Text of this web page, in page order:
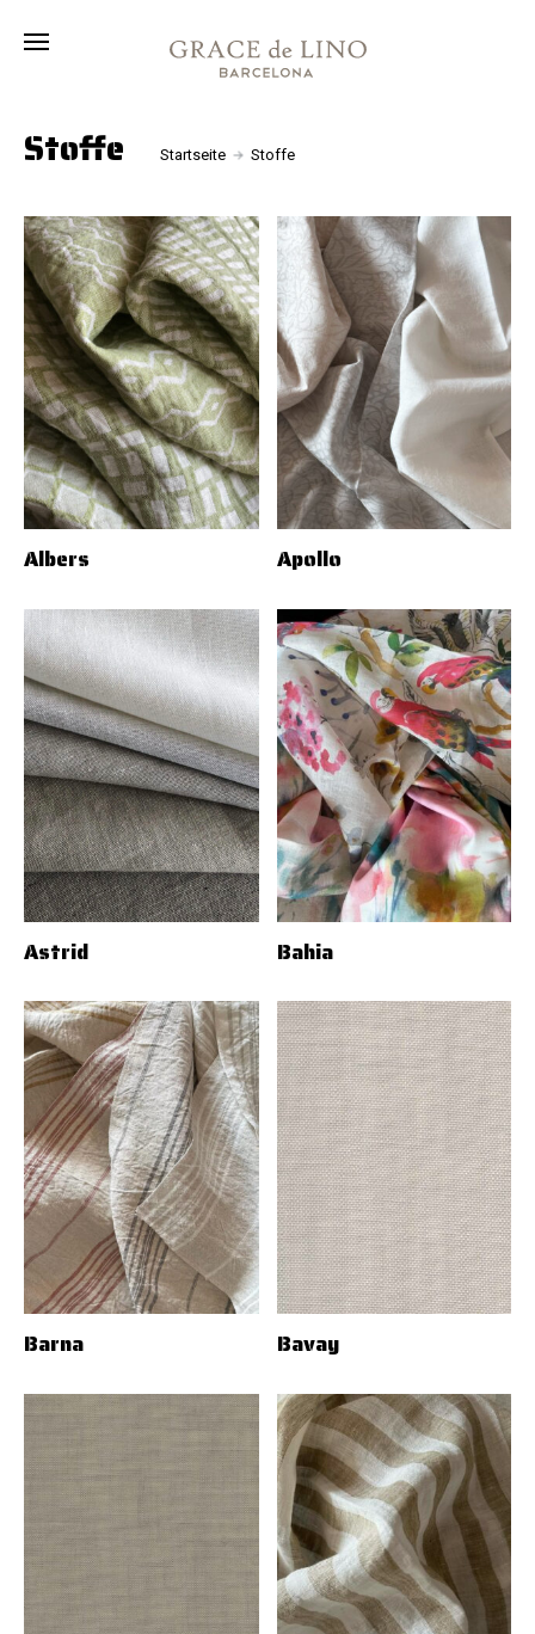
Stoffe
Stoffe Startseite Stoffe
Albers Apollo
Astrid Bahia
Barna Bavay